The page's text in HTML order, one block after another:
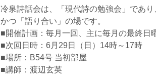
冷泉詩話会は、「現代詩の勉強会」であ
かつ「語り合い」の場です。
■開催計画：毎月一回、主に毎月の最終日
■次回日時：6月29日（日）14時～17時
■場所：B54号 当初部屋
■講師：渡辺玄英